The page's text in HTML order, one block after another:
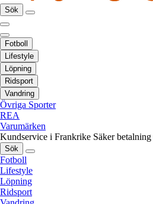
Sök
Fotboll
Lifestyle
Löpning
Ridsport
Vandring
Övriga Sporter
REA
Varumärken
Kundservice i Frankrike Säker betalning
Sök
Fotboll
Lifestyle
Löpning
Ridsport